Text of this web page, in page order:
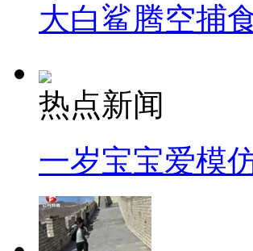
大白鲨腾空捕
热点新闻
一岁宝宝爱模